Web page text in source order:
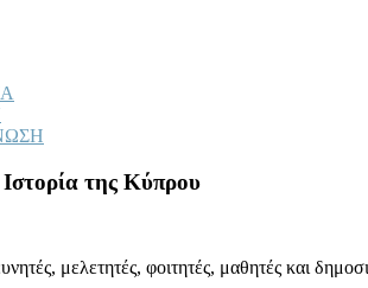
της Κύπρου
μελετητές, φοιτητές, μαθητές και